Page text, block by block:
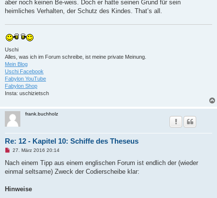
aber noch keinen Be-weis. Doch er hatte seinen Grund für sein
heimliches Verhalten, der Schutz des Kindes. That’s all.
Uschi
Alles, was ich im Forum schreibe, ist meine private Meinung.
Mein Blog
Uschi Facebook
Fabylon YouTube
Fabylon Shop
Insta: uschizietsch
frank.buchholz
Re: 12 - Kapitel 10: Schiffe des Theseus
U
g
l
e
27. März 2016 20:14
Nach einem Tipp aus einem englischen Forum ist endlich der (wieder
einmal seltsame) Zweck der Codierscheibe klar:
Hinweise